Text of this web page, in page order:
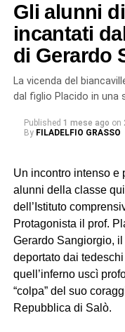
Gli alunni
incantati
di Gerardo
La vicenda del
dal figlio Placido in una
Published 1 mese ago on
By FILADELFIO GRASSO
Un incontro intenso e
alunni della classe
dell’Istituto
Protagonista il prof.
Gerardo Sangiorgio,
deportato dai
quell’inferno uscì
“colpa” del suo
Repubblica di Salò.